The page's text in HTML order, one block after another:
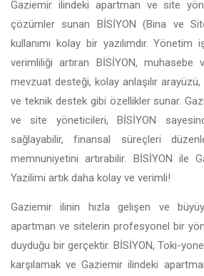
Gaziemir ilindeki apartman ve site
çözümler sunan BİSİYON (Bina ve
kullanımı kolay bir yazılımdır. Yönetim
verimliliği artıran BİSİYON,
mevzuat desteği, kolay anlaşılır
ve teknik destek gibi özellikler sunar.
ve site yöneticileri, BİSİYON
sağlayabilir, finansal süreçleri
memnuniyetini artırabilir. BİSİYON ile
Yazilimi artık daha kolay ve verimli!
Gaziemir ilinin hızla gelişen ve
apartman ve sitelerin profesyonel bir
duyduğu bir gerçektir. BİSİYON, Toki-
karşılamak ve Gaziemir ilindeki